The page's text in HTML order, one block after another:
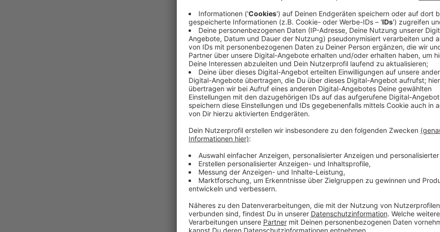
Anzeige
Superfood aus dem Westmünsterland
Anzeige
Die Spirulina Alge ist so beliebt, weil sie eine
entgiftende Wirkung hat und sehr proteinriech ist.
Kemper auf ihrem Hof in Südlohn mit ihrem Start-
"Wir pumpen, wenn man das so sagen möchte,
die Gegend und filtrieren das aus. Man kann
im Pool, wenn man da den grünen Schlier drauf
die wir haben wollen, aber so ähnlich kann man
sagt Steffen Kemper, der als Junior die Idee mit